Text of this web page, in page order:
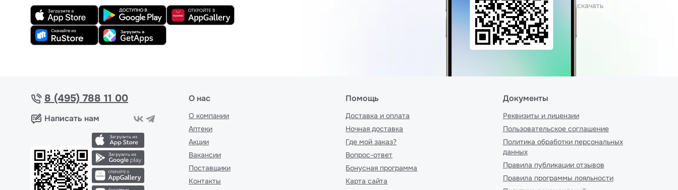
скачать
8 (495) 788 11 00
Написать нам
О нас
О компании
Аптеки
Акции
Вакансии
Поставщики
Контакты
Помощь
Доставка и оплата
Ночная доставка
Где мой заказ?
Вопрос-ответ
Бонусная программа
Карта сайта
Документы
Реквизиты и лицензии
Пользовательское соглашение
Политика обработки персональных
данных
Правила публикации отзывов
Правила программы лояльности